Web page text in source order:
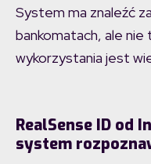
System ma znaleźć
bankomatach, ale nie
wykorzystania jest
RealSense ID od
system